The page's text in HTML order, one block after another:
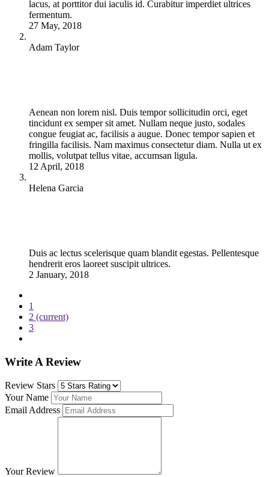
lacus, at porttitor dui iaculis id. Curabitur imperdiet ultrices
fermentum.
27 May, 2018
Adam Taylor
Aenean non lorem nisl. Duis tempor sollicitudin orci, eget
tincidunt ex semper sit amet. Nullam neque justo, sodales
congue feugiat ac, facilisis a augue. Donec tempor sapien et
fringilla facilisis. Nam maximus consectetur diam. Nulla ut ex
mollis, volutpat tellus vitae, accumsan ligula.
12 April, 2018
Helena Garcia
Duis ac lectus scelerisque quam blandit egestas. Pellentesque
hendrerit eros laoreet suscipit ultrices.
2 January, 2018
1
2 (current)
3
Write A Review
Review Stars
Your Name
Email Address
Your Review